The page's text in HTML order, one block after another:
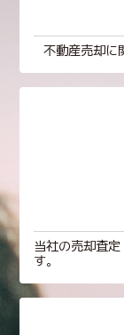
不動産売却に
当社の売却査
す。